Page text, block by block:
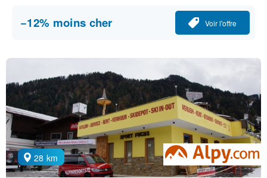
−12% moins cher Voir l'offre
28 km